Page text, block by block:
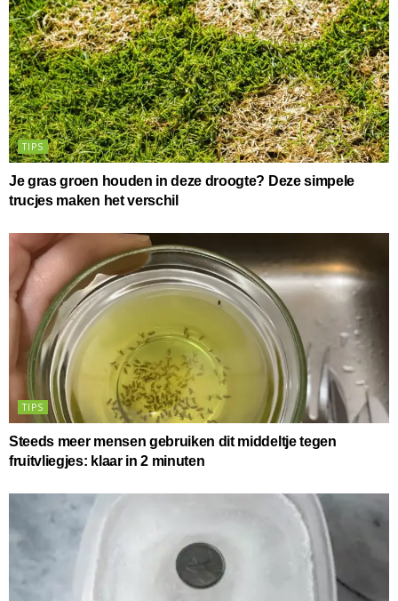
TIPS
Je gras groen houden in deze droogte? Deze simpele
trucjes maken het verschil
TIPS
Steeds meer mensen gebruiken dit middeltje tegen
fruitvliegjes: klaar in 2 minuten